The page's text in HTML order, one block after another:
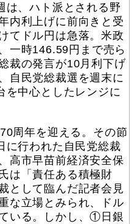
は、ハト派とされる野
内利上げに前向きと受
てドル円は急落。米政
一時146.59円まで売ら
裁の発言が10月利下げ
自民党総裁選を週末に
を中心としたレンジに
周年を迎える。その節
に行われた自民党総裁
高市早苗前経済安全保
は「責任ある積極財
として臨んだ記者会見
な立場とみられ、ドル
いる。しかし、①日銀